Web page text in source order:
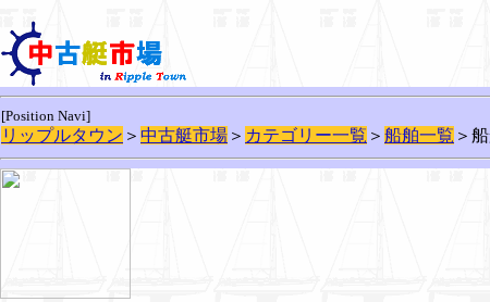
[Position Navi]
リップルタウン ＞ 中古艇市場 ＞ カテゴリー一覧 ＞ 船舶一覧 ＞